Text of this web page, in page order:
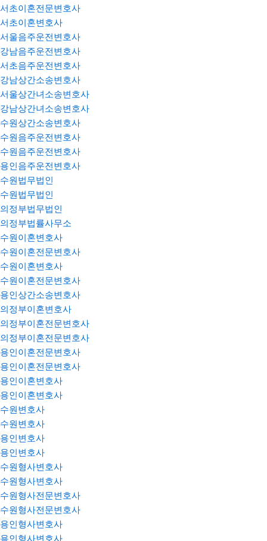
서초이혼전문변호사
서초이혼변호사
서울음주운전변호사
강남음주운전변호사
서초음주운전변호사
강남상간소송변호사
서울상간녀소송변호사
강남상간녀소송변호사
수원상간소송변호사
수원음주운전변호사
수원음주운전변호사
용인음주운전변호사
수원법무법인
수원법무법인
의정부법무법인
의정부법률사무소
수원이혼변호사
수원이혼전문변호사
수원이혼변호사
수원이혼전문변호사
용인상간소송변호사
의정부이혼변호사
의정부이혼전문변호사
의정부이혼전문변호사
용인이혼전문변호사
용인이혼전문변호사
용인이혼변호사
용인이혼변호사
수원변호사
수원변호사
용인변호사
용인변호사
수원형사변호사
수원형사변호사
수원형사전문변호사
수원형사전문변호사
용인형사변호사
용인형사변호사